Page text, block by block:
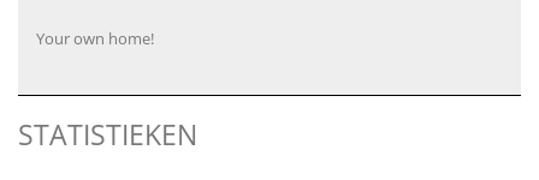
Your own home!
STATISTIEKEN